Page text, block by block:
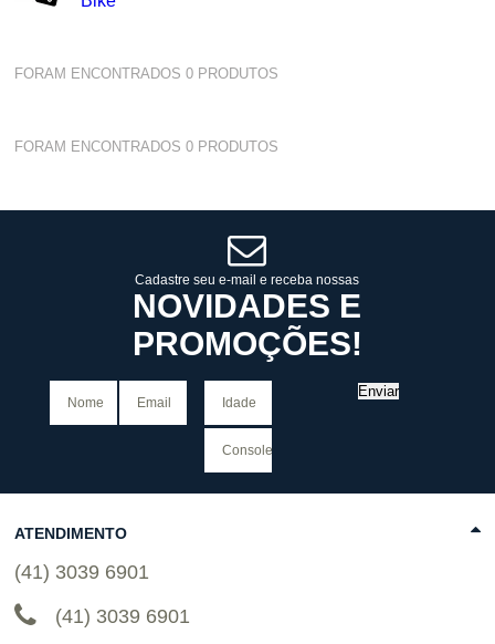
FORAM ENCONTRADOS0 PRODUTOS
FORAM ENCONTRADOS0 PRODUTOS
Cadastre seu e-mail e receba nossas
NOVIDADES E
PROMOÇÕES!
Enviar
ATENDIMENTO
(41) 3039 6901
(41) 3039 6901